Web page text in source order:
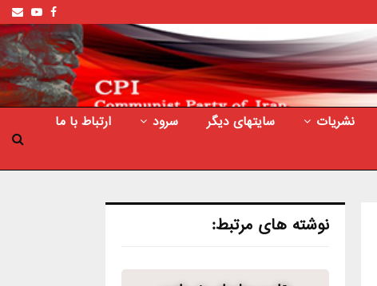
Facebook
نشریات سایتهای دیگر سرود
ارتباط با ما
نوشته های مرتبط: